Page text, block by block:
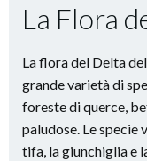
La Flora
La flora del Delta
grande varietà di
foreste di querce,
paludose. Le specie
tifa, la giunchiglia e